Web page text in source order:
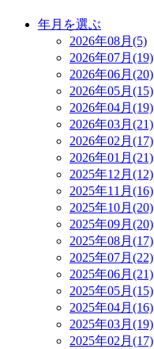
年月を選ぶ
2026年08月(5)
2026年07月(19)
2026年06月(20)
2026年05月(15)
2026年04月(19)
2026年03月(21)
2026年02月(17)
2026年01月(21)
2025年12月(12)
2025年11月(16)
2025年10月(20)
2025年09月(20)
2025年08月(17)
2025年07月(22)
2025年06月(21)
2025年05月(15)
2025年04月(16)
2025年03月(19)
2025年02月(17)